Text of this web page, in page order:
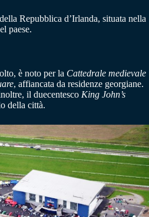
Repubblica d’Irlanda, situata nella
paese.
è noto per la Cattedrale medievale
, affiancata da residenze georgiane.
il duecentesco King John’s
della città.